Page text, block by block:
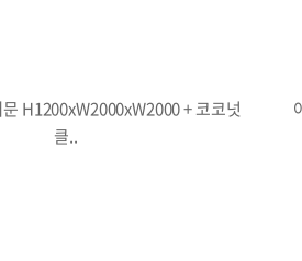
H1200xW2000xW2000 + 코코넛
클..